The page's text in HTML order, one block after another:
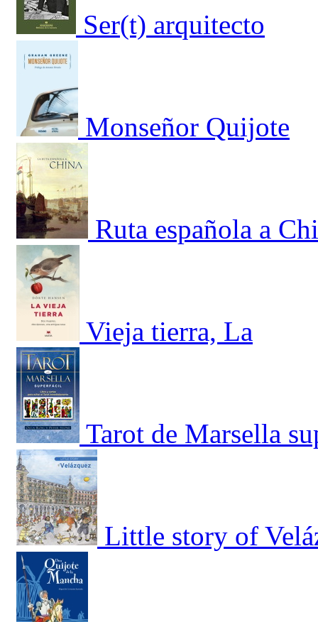
Ser(t) arquitecto
Monseñor Quijote
Ruta española a
Vieja tierra, La
Tarot de Marsella
Little story of